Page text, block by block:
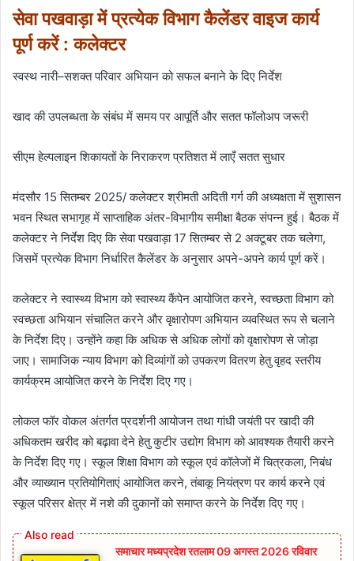
सेवा पखवाड़ा में प्रत्येक विभाग कैलेंडर वाइज कार्य
पूर्ण करें : कलेक्टर
स्वस्थ नारी–सशक्त परिवार अभियान को सफल बनाने के दिए निर्देश
खाद की उपलब्धता के संबंध में समय पर आपूर्ति और सतत फॉलोअप जरूरी
सीएम हेल्पलाइन शिकायतों के निराकरण प्रतिशत में लाएँ सतत सुधार
मंदसौर 15 सितम्बर 2025/ कलेक्टर श्रीमती अदिती गर्ग की अध्यक्षता में सुशासन
भवन स्थित सभागृह में साप्ताहिक अंतर-विभागीय समीक्षा बैठक संपन्न हुई। बैठक में
कलेक्टर ने निर्देश दिए कि सेवा पखवाड़ा 17 सितम्बर से 2 अक्टूबर तक चलेगा,
जिसमें प्रत्येक विभाग निर्धारित कैलेंडर के अनुसार अपने-अपने कार्य पूर्ण करें।
कलेक्टर ने स्वास्थ्य विभाग को स्वास्थ्य कैंपेन आयोजित करने, स्वच्छता विभाग को
स्वच्छता अभियान संचालित करने और वृक्षारोपण अभियान व्यवस्थित रूप से चलाने
के निर्देश दिए। उन्होंने कहा कि अधिक से अधिक लोगों को वृक्षारोपण से जोड़ा
जाए। सामाजिक न्याय विभाग को दिव्यांगों को उपकरण वितरण हेतु वृहद स्तरीय
कार्यक्रम आयोजित करने के निर्देश दिए गए।
लोकल फॉर वोकल अंतर्गत प्रदर्शनी आयोजन तथा गांधी जयंती पर खादी की
अधिकतम खरीद को बढ़ावा देने हेतु कुटीर उद्योग विभाग को आवश्यक तैयारी करने
के निर्देश दिए गए। स्कूल शिक्षा विभाग को स्कूल एवं कॉलेजों में चित्रकला, निबंध
और व्याख्यान प्रतियोगिताएं आयोजित करने, तंबाकू नियंत्रण पर कार्य करने एवं
स्कूल परिसर क्षेत्र में नशे की दुकानों को समाप्त करने के निर्देश दिए गए।
समाचार मध्यप्रदेश रतलाम 09 अगस्त 2026 रविवार